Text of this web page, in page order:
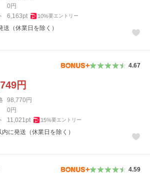
0 円
6,163pt 10%要エントリー
送（休業日を除く）
4.67
円
98,770 円
0 円
11,021pt 15%要エントリー
に発送（休業日を除く）
4.59